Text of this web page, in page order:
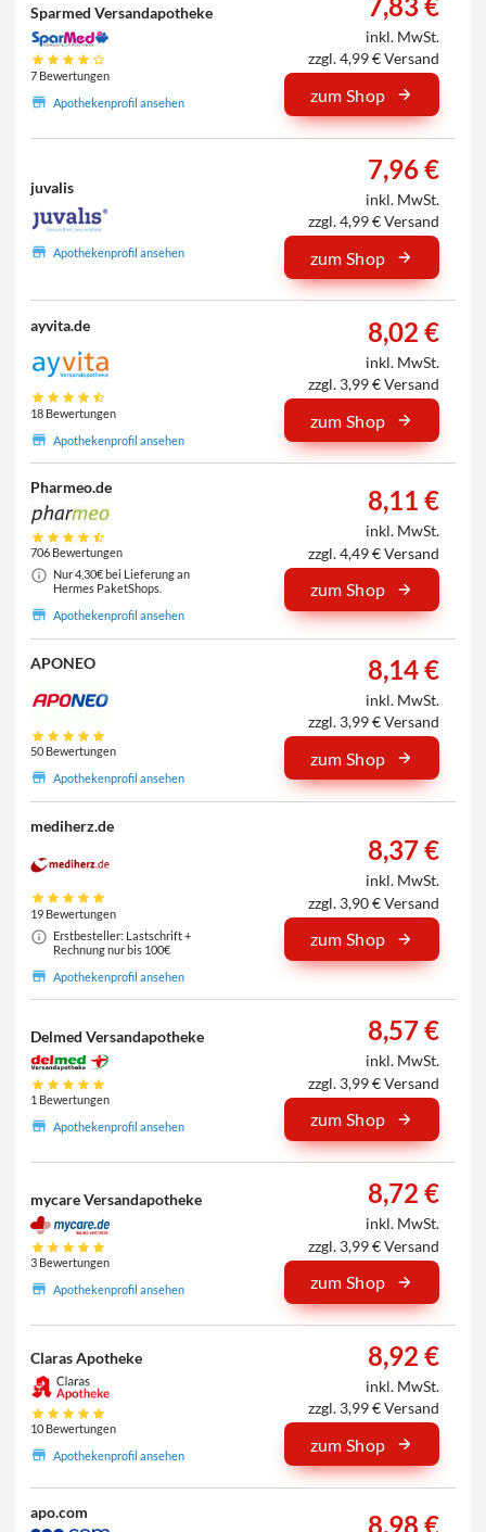
Sparmed Versandapotheke
7 Bewertungen
Apothekenprofil ansehen
inkl. MwSt.
zzgl. 4,99 € Versand
zum Shop
juvalis
Apothekenprofil ansehen
7,96 €
inkl. MwSt.
zzgl. 4,99 € Versand
zum Shop
ayvita.de
18 Bewertungen
Apothekenprofil ansehen
8,02 €
inkl. MwSt.
zzgl. 3,99 € Versand
zum Shop
Pharmeo.de
706 Bewertungen
Nur 4,30€ bei Lieferung an
Hermes PaketShops.
Apothekenprofil ansehen
8,11 €
inkl. MwSt.
zzgl. 4,49 € Versand
zum Shop
APONEO
50 Bewertungen
Apothekenprofil ansehen
8,14 €
inkl. MwSt.
zzgl. 3,99 € Versand
zum Shop
mediherz.de
19 Bewertungen
Erstbesteller: Lastschrift +
Rechnung nur bis 100€
Apothekenprofil ansehen
8,37 €
inkl. MwSt.
zzgl. 3,90 € Versand
zum Shop
Delmed Versandapotheke
1 Bewertungen
Apothekenprofil ansehen
8,57 €
inkl. MwSt.
zzgl. 3,99 € Versand
zum Shop
mycare Versandapotheke
3 Bewertungen
Apothekenprofil ansehen
8,72 €
inkl. MwSt.
zzgl. 3,99 € Versand
zum Shop
Claras Apotheke
10 Bewertungen
Apothekenprofil ansehen
8,92 €
inkl. MwSt.
zzgl. 3,99 € Versand
zum Shop
apo.com 8,98 €